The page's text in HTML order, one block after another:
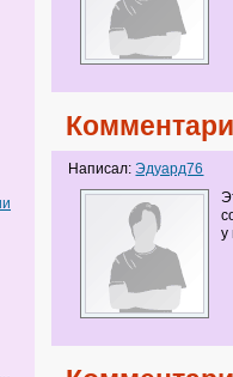
Написал:Эдуард76
у